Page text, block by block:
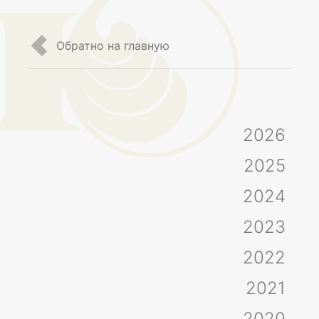
Обратно на главную
2026
2025
2024
2023
2022
2021